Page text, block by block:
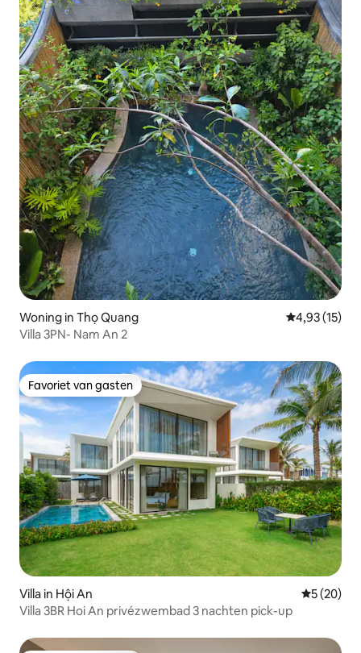
Woning in Thọ Quang Gemiddelde
4,93 (15)
Villa 3PN- Nam An 2
Favoriet van gasten
Favoriet van gasten
Villa in Hội An
5 (20)
Villa 3BR Hoi An privézwembad 3 nachten pick-up